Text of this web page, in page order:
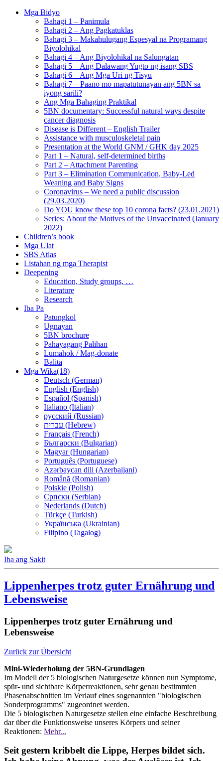
Mga Bidyo
Bahagi 1 – Panimula
Bahagi 2 – Ang Pagkatuklas
Bahagi 3 – Makahulugang Espesyal na Programang
Biyolohikal
Bahagi 4 – Ang Biyolohikal na Salungatan
Bahagi 5 – Ang Dalawang Yugto ng isang SBS
Bahagi 6 – Ang Mga Uri ng Tisyu
Bahagi 7 – Paano mo mapatutunayan ang 5BN sa
iyong sarili?
Ang Mga Bahaging Praktikal
5BN documentary: Successful natural ways despite
cancer diagnosis
Disease is Different – English Trailer
Assistance with musculoskeletal pain
Presentation at the World GNM / GHK day 2025
Part 1 – Natural, self-determined births
Part 2 – Attachment Parenting
Part 3 – Elimination Communication, Baby-Led
Weaning and Baby Signs
Coronavirus – We need a public discussion
(29.03.2020)
Do YOU know these top 10 corona facts? (23.01.2021)
Series: About the Motives of the Unvaccinated (January
2022)
Children’s book
Mga Ulat
SBS Atlas
Listahan ng mga Therapist
Deepening
Education, Study groups, …
Literature
Research
Iba Pa
Patungkol
Ugnayan
5BN brochure
Pahayagang Palihan
Lumahok / Mag-donate
Balita
Mga Wika(18)
Deutsch (German)
English (English)
Español (Spanish)
Italiano (Italian)
русский (Russian)
עברית (Hebrew)
Français (French)
Български (Bulgarian)
Magyar (Hungarian)
Português (Portuguese)
Azərbaycan dili (Azerbaijani)
Română (Romanian)
Polskie (Polish)
Српски (Serbian)
Nederlands (Dutch)
Türkçe (Turkish)
Українська (Ukrainian)
Filipino (Tagalog)
Iba ang Sakit
Lippenherpes trotz guter Ernährung und
Lebensweise
Lippenherpes trotz guter Ernährung und
Lebensweise
Zurück zur Übersicht
Mini-Wiederholung der 5BN-Grundlagen
Im Modell der 5 biologischen Naturgesetze können nun Symptome,
spür- und sichtbare Körperreaktionen, sehr genau bestimmten
Phasenabschnitten im Verlauf eines sogenannten "biologischen
Sonderprogramms" zugeordnet werden.
Die 5 biologischen Naturgesetze stellen eine einfache Beschreibung
dar über die Funktionsweise unseres Körpers und seiner
Reaktionen: Mehr...
Seit gestern kribbelt die Lippe, Herpes bildet sich.